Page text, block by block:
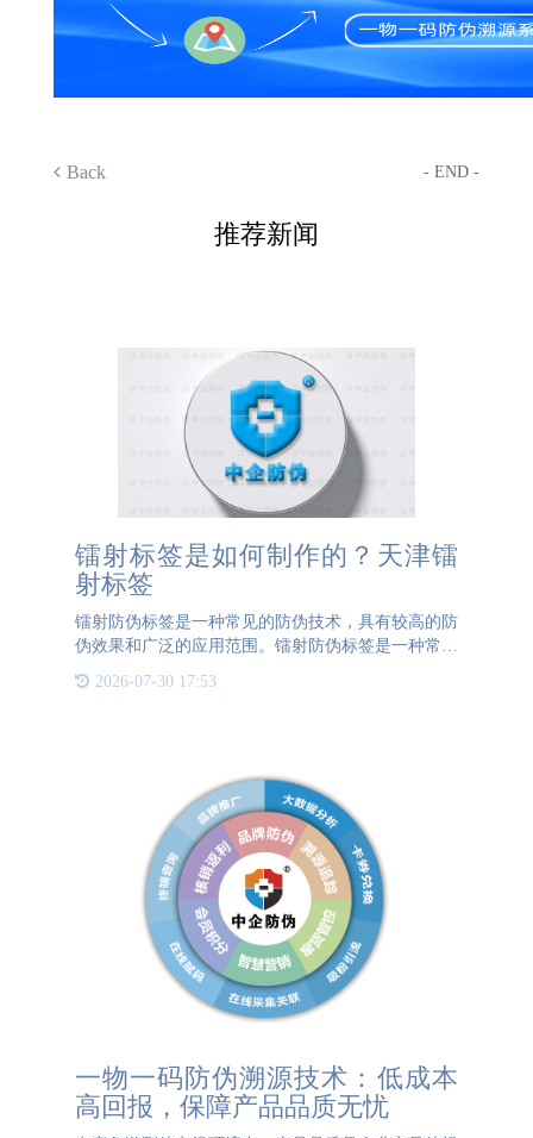
Back - END -
推荐新闻
镭射标签是如何制作的？天津镭
射标签
镭射防伪标签是一种常见的防伪技术，具有较高的防
伪效果和广泛的应用范围。镭射防伪标签是一种常见
的防伪技术，其制作和特点如下所述：制作过程：设
计图案：根据需求设计标签的图案、文字或图形等内
2026-07-30 17:53
一物一码防伪溯源技术：低成本
高回报，保障产品品质无忧